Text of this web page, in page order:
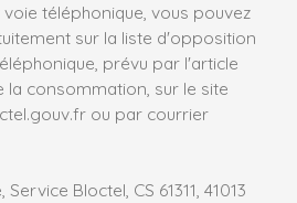
téléphonique, vous pouvez
sur la liste d'opposition
prévu par l'article
la consommation, sur le site
ou par courrier
Bloctel, CS 61311, 41013